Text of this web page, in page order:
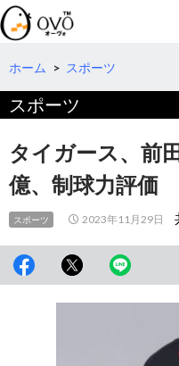
検
索
コ
テ
へ
ホーム > スポーツ
スポーツ
タイガース、前
億、制球力評価
スポーツ 2023年11月29日